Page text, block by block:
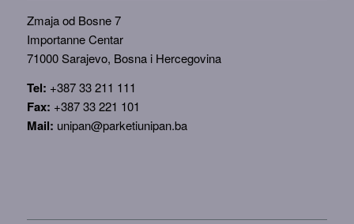
Zmaja od Bosne 7
Importanne Centar
71000 Sarajevo, Bosna i Hercegovina
Tel: +387 33 211 111
Fax: +387 33 221 101
Mail: unipan@parketiunipan.ba